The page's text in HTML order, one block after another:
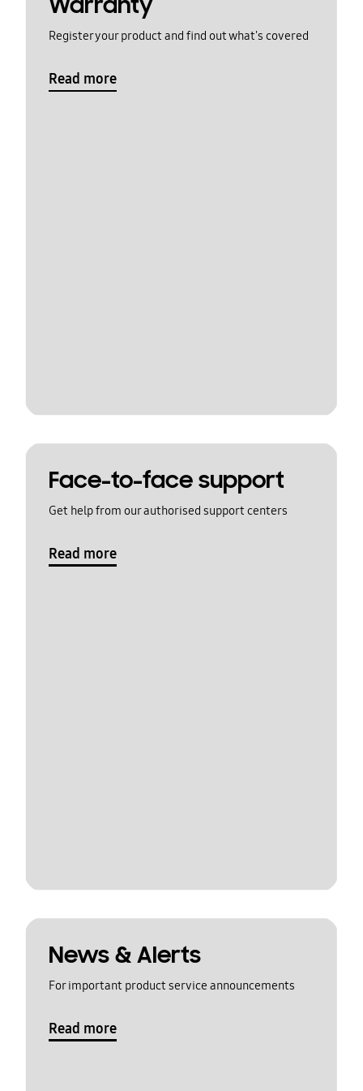
Register your product and find out what's covered
Read more
Face-to-face support
Get help from our authorised support centers
Read more
News & Alerts
For important product service announcements
Read more